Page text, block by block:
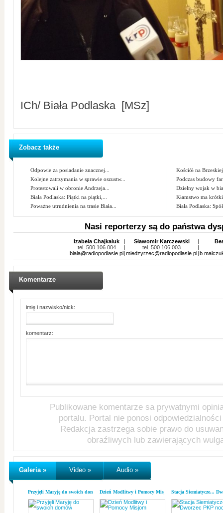
ICh/ Biała Podlaska [MSz]
Zobacz także
Odpowie za posiadanie znacznej...
Kościół na
Kolejne zatrzymania w sprawie oszustw...
Podczas budowy
Protestowali w obronie Andrzeja...
Dzielny wojak w
Biała Podlaska: Piątki na piątki,...
Kłamstwo ma
Poważne utrudnienia na trasie Biała...
Biała Podlaska:
Nasi reporterzy są do państwa
Izabela Chajkaluk
tel. 500 106 004
biala@radiopodlasie.pl
|
|
|
Sławomir Karczewski
tel. 500 106 003
miedzyrzec@radiopodlasie.pl
|
|
|
Komentarze
imię i nazwisko/nick:
komentarz:
Publikowane komentarze sa prywatnymi
portalu. Portal nie ponosi
Redakcja zastrzega sobie prawo do
obraźliwych lub zawierających
Galeria » Video » Audio »
Przyjęli Maryję do swoich domówDzień Modlitwy i Pomocy MisjomStacja Siemiatycze...